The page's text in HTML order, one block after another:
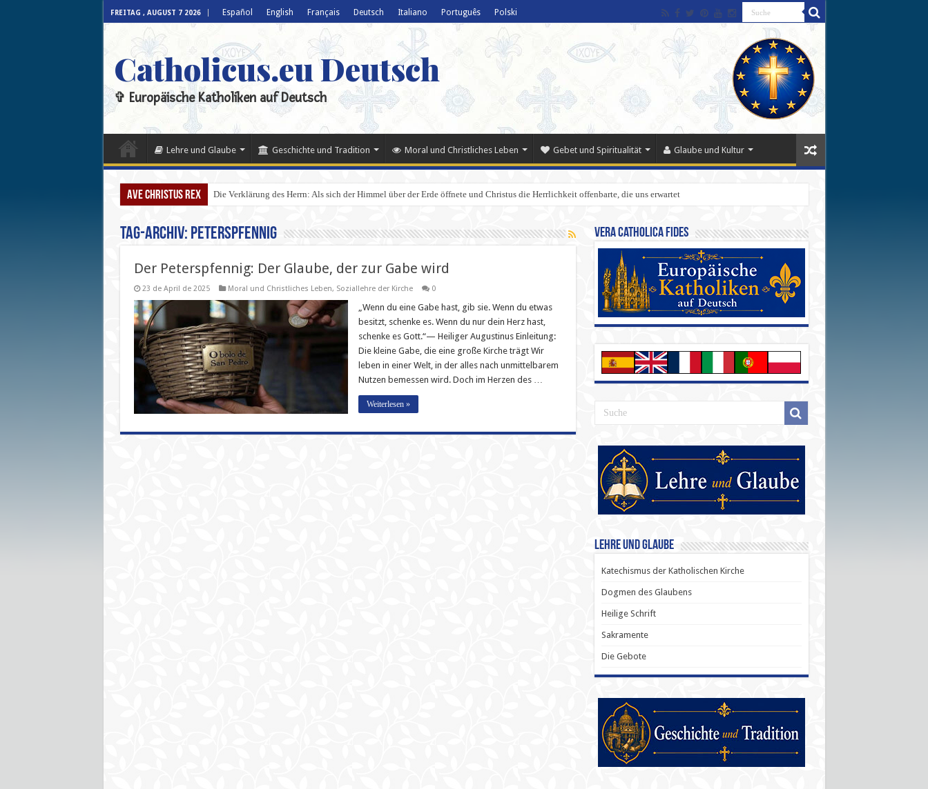
FREITAG , AUGUST 7 2026 Español English Français Deutsch Italiano Português Polski
Catholicus.eu Deutsch
✞ Europäische Katholiken auf Deutsch
Lehre und Glaube Geschichte und Tradition Moral und Christliches Leben Gebet und Spiritualität Glaube und Kultur
Ave Christus Rex Die Verklärung des Herrn: Als sich der Himmel über der Erde öffnete und Christus die Herrlichkeit offenbarte, die uns erwartet
Tag-Archiv: Peterspfennig
Der Peterspfennig: Der Glaube, der zur Gabe wird
23 de April de 2025 Moral und Christliches Leben, Soziallehre der Kirche 0
„Wenn du eine Gabe hast, gib sie. Wenn du etwas
besitzt, schenke es. Wenn du nur dein Herz hast,
schenke es Gott.“— Heiliger Augustinus Einleitung:
Die kleine Gabe, die eine große Kirche trägt Wir
leben in einer Welt, in der alles nach unmittelbarem
Nutzen bemessen wird. Doch im Herzen des …
Weiterlesen »
Vera Catholica Fides
Lehre und Glaube
Katechismus der Katholischen Kirche
Dogmen des Glaubens
Heilige Schrift
Sakramente
Die Gebote